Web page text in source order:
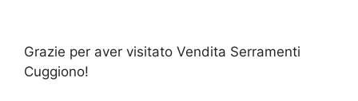
Grazie per aver visitato Vendita Serramenti
Cuggiono!